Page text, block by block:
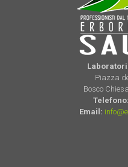
Piazza
Bosco
Telefono:
Email: